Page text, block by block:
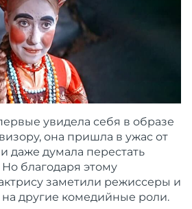
увидела себя в образе
она пришла в ужас от
даже думала перестать
благодаря этому
заметили режиссеры и
на другие комедийные роли.